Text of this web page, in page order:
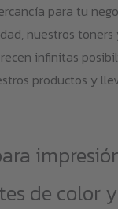
para tu
nuestros toners
infinitas
productos y
de color y